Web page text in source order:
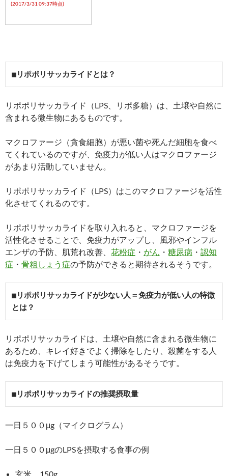
(2017/3/31 09:37時点)
■リポポリサッカライドとは？
リポポリサッカライド（LPS、リポ多糖）は、土壌や自然に
含まれる微生物にあるものです。
マクロファージ（貪食細胞）が悪い菌や死んだ細胞を食べ
てくれているのですが、免疫力が低い人はマクロファージ
があまり活動していません。
リポポリサッカライド（LPS）はこのマクロファージを活性
化させてくれるのです。
リポポリサッカライドを取り入れると、マクロファージを
活性化させることで、免疫力がアップし、風邪やインフル
エンザの予防、肌荒れ改善、 花粉症 ・ がん ・ 糖尿病 ・ 認知
症 ・ 骨粗しょう症の予防ができると期待されるそうです。
■リポポリサッカライドが少ない人＝免疫力が低い人の特徴
とは？
リポポリサッカライドは、土壌や自然に含まれる微生物に
あるため、キレイ好きでよく掃除をしたり、殺菌をする人
は免疫力を下げてしまう可能性があるそうです。
■リポポリサッカライドの推奨摂取量
一日５００μg（マイクログラム）
一日５００μgのLPSを摂取する食事の例
玄米 150g